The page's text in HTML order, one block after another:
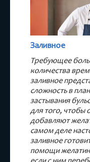
Заливное
Требующее
количества
заливное
сложность в
застывания
для того, чтобы
добавляют
самом деле
заливное
помощи